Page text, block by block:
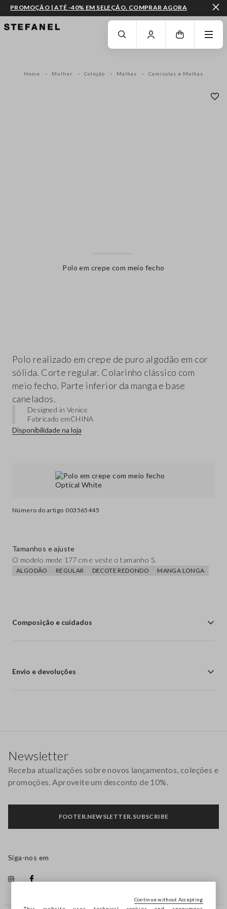
IR PARA O CONTEÚDO PRINCIPAL DESÇA ATÉ AO FIM DA PÁGINA
PROMOÇÃO | ATÉ -40% EM SELEÇÃO. COMPRAR AGORA
Home Mulher Coleção Malhas Camisolas e Malhas
Polo em crepe com meio fecho
Número do artigo 003565445
Polo realizado em crepe de puro algodão em cor
sólida. Corte regular. Colarinho clássico com
meio fecho. Parte inferior da manga e base
canelados.
Designed in Venice
Fabricado emCHINA
Disponibilidade na loja
Tamanhos e ajuste
O modelo mede 177 cm e veste o tamanho S.
ALGODÃO REGULAR DECOTE REDONDO MANGA LONGA
Composição e cuidados
Envio e devoluções
Newsletter
Receba atualizações sobre novos lançamentos, coleções e
promoções. Aproveite um desconto de 10%.
FOOTER.NEWSLETTER.SUBSCRIBE
Siga-nos em
Continue without Accepting